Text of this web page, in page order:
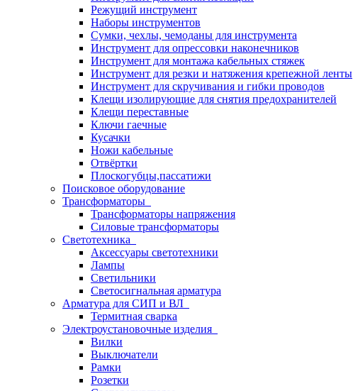
Режущий инструмент
Наборы инструментов
Сумки, чехлы, чемоданы для инструмента
Инструмент для опрессовки наконечников
Инструмент для монтажа кабельных стяжек
Инструмент для резки и натяжения крепежной ленты
Инструмент для скручивания и гибки проводов
Клещи изолирующие для снятия предохранителей
Клещи переставные
Ключи гаечные
Кусачки
Ножи кабельные
Отвёртки
Плоскогубцы,пассатижи
Поисковое оборудование
Трансформаторы
Трансформаторы напряжения
Силовые трансформаторы
Светотехника
Аксессуары светотехники
Лампы
Светильники
Светосигнальная арматура
Арматура для СИП и ВЛ
Термитная сварка
Электроустановочные изделия
Вилки
Выключатели
Рамки
Розетки